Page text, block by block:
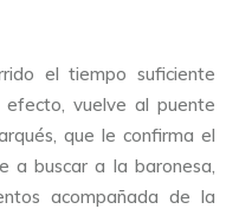
el tiempo suficiente
vuelve al puente
que le confirma el
a buscar a la baronesa,
acompañada de la